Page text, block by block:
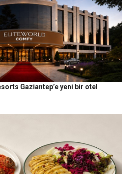
Gaziantep’e yeni bir otel